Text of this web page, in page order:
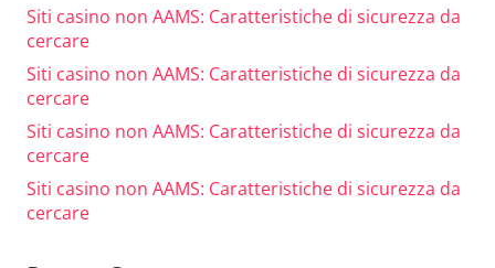
Siti casino non AAMS: Caratteristiche di sicurezza da
cercare
Siti casino non AAMS: Caratteristiche di sicurezza da
cercare
Siti casino non AAMS: Caratteristiche di sicurezza da
cercare
Siti casino non AAMS: Caratteristiche di sicurezza da
cercare